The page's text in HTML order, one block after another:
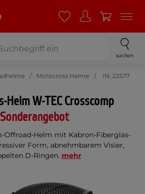
suchen
Motocross Helme IN: 22577
W-TEC Crosscomp
Sonderangebot
Offroad-Helm mit Kabron-Fiberglas-
Form, abnehmbarem Visier,
D-Ringen. mehr